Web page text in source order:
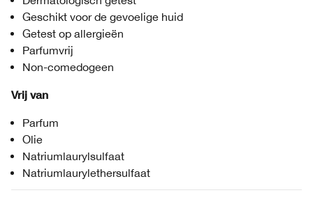
Geschikt voor de gevoelige huid
Getest op allergieën
Parfumvrij
Non-comedogeen
Vrij van
Parfum
Olie
Natriumlaurylsulfaat
Natriumlaurylethersulfaat